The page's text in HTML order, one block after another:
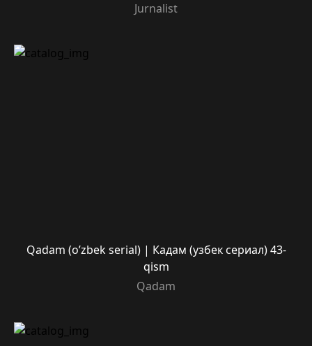
Jurnalist
Qadam (o’zbek serial) | Кадам (узбек сериал) 43-
qism
Qadam